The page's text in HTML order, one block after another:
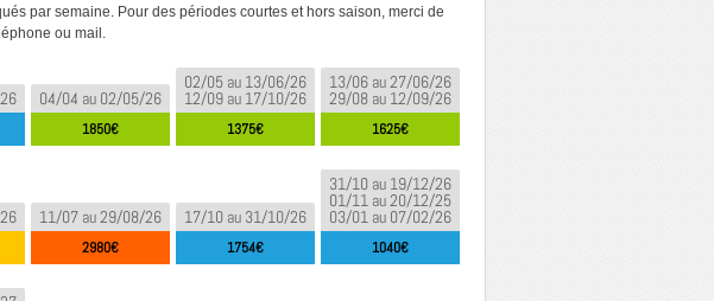
par semaine. Pour des périodes courtes et hors saison, merci de
ou mail.
04/04 au 02/05/26
1850€
02/05 au 13/06/26
12/09 au 17/10/26
1375€
13/06 au 27/06/26
29/08 au 12/09/26
1625€
11/07 au 29/08/26
2980€
17/10 au 31/10/26
1754€
31/10 au 19/12/26
01/11 au 20/12/25
03/01 au 07/02/26
1040€